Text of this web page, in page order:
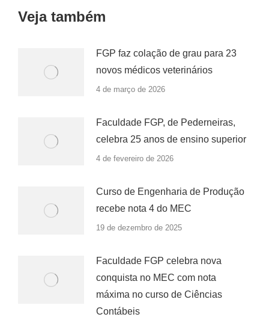
Veja também
FGP faz colação de grau para 23
novos médicos veterinários
4 de março de 2026
Faculdade FGP, de Pederneiras,
celebra 25 anos de ensino superior
4 de fevereiro de 2026
Curso de Engenharia de Produção
recebe nota 4 do MEC
19 de dezembro de 2025
Faculdade FGP celebra nova
conquista no MEC com nota
máxima no curso de Ciências
Contábeis